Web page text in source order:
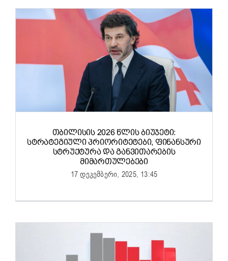
ᲗᲑᲘᲚᲘᲡᲘᲡ 2026 ᲬᲚᲘᲡ ᲑᲘᲣᲯᲔᲢᲘ:
ᲡᲢᲠᲐᲢᲔᲒᲘᲣᲚᲘ ᲞᲠᲘᲝᲠᲘᲢᲔᲢᲔᲑᲘ, ᲤᲘᲜᲐᲜᲡᲣᲠᲘ
ᲡᲢᲠᲣᲥᲢᲣᲠᲐ ᲓᲐ ᲒᲐᲜᲕᲘᲗᲐᲠᲔᲑᲘᲡ
ᲛᲘᲛᲐᲠᲗᲣᲚᲔᲑᲔᲑᲘ
17 დეკემბერი, 2025, 13:45